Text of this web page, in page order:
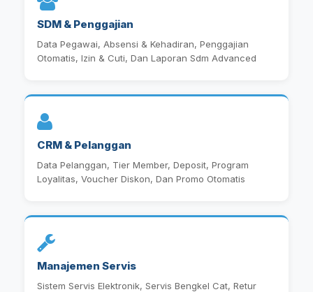
SDM & Penggajian
Data Pegawai, Absensi & Kehadiran, Penggajian
Otomatis, Izin & Cuti, Dan Laporan Sdm Advanced
CRM & Pelanggan
Data Pelanggan, Tier Member, Deposit, Program
Loyalitas, Voucher Diskon, Dan Promo Otomatis
Manajemen Servis
Sistem Servis Elektronik, Servis Bengkel Cat, Retur